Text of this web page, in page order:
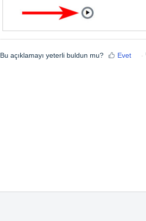
Bu açıklamayı yeterli buldun mu? Evet